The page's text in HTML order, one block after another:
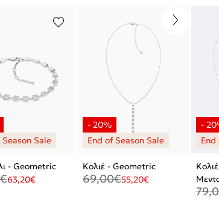
- Geometric
€63,20€
Κολιέ - Geometric
69,00€55,20€